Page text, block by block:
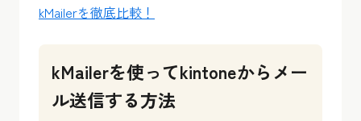
kMailerを徹底比較！
kMailerを使ってkintoneからメー
ル送信する方法